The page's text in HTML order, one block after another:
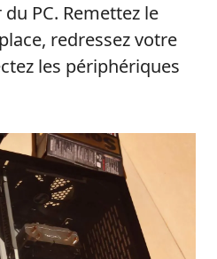
PC. Remettez le
redressez votre
les périphériques